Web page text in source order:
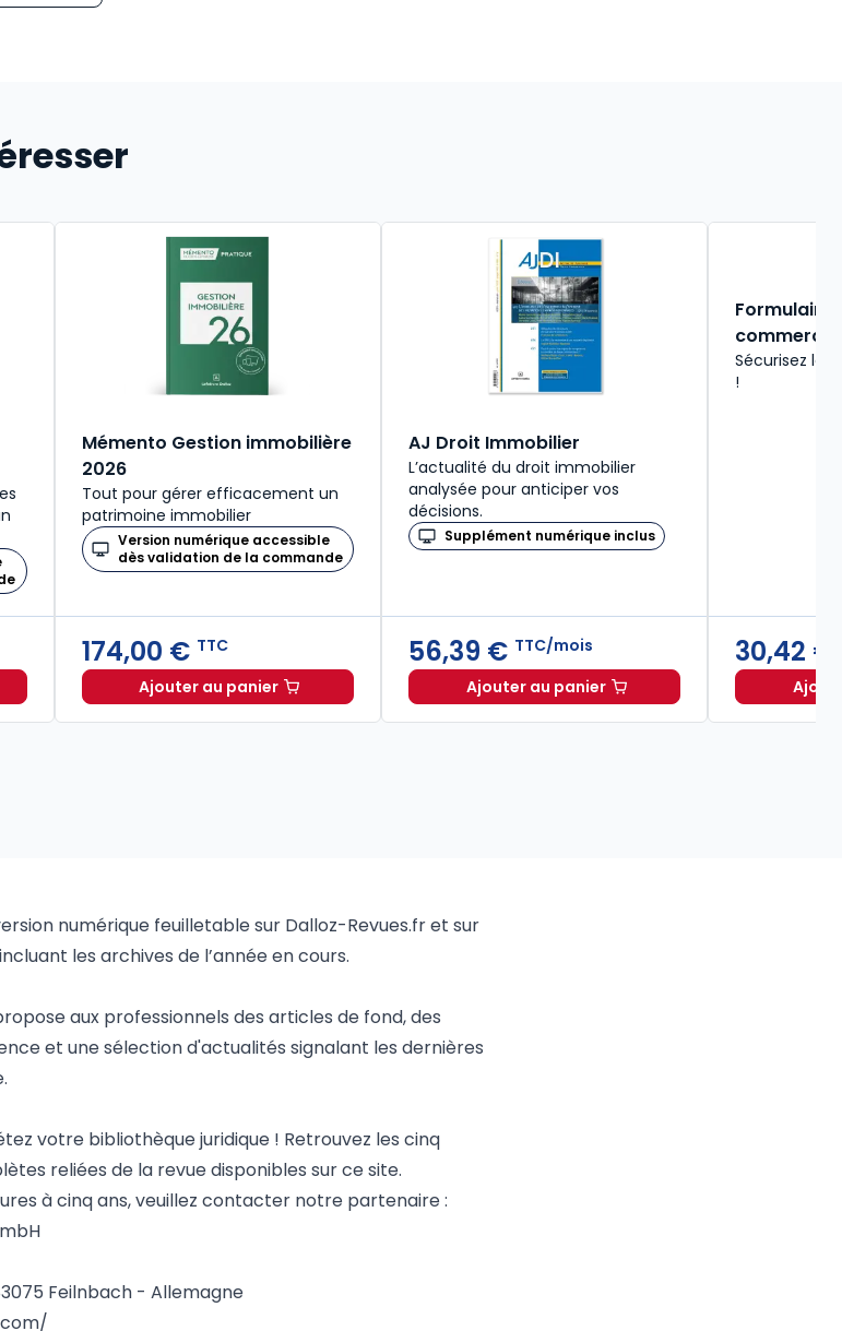
Construction 2026 à 194,00 € TTC
Mémento Gestion immobilière
2026
Tout pour gérer efficacement un
patrimoine immobilier
Version numérique accessible
dès validation de la commande
174,00 € TTC
Ajouter au panierMémento Gestion immobilière 2026 à 174,00 € TTC
AJ Droit Immobilier
L’actualité du droit immobilier
analysée pour anticiper vos
décisions.
Supplément numérique inclus
56,39 € TTC/mois
Ajouter au panier
AJ Droit Immobilier à 56,39 € TTC/
Formulaire
commerce
Sécurisez la
!
30,42 €
numérique feuilletable sur Dalloz-Revues.fr et sur
les archives de l’année en cours.
aux professionnels des articles de fond, des
et une sélection d'actualités signalant les dernières
votre bibliothèque juridique ! Retrouvez les cinq
reliées de la revue disponibles sur ce site.
à cinq ans, veuillez contacter notre partenaire :
Feilnbach - Allemagne